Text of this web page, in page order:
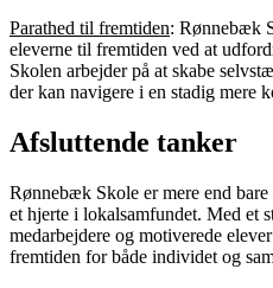
Parathed til fremtiden: Rønnebæk
eleverne til fremtiden ved at
Skolen arbejder på at skabe
der kan navigere i en stadig mere
Afsluttende tanker
Rønnebæk Skole er mere end
et hjerte i lokalsamfundet. Med et
medarbejdere og motiverede
fremtiden for både individet og